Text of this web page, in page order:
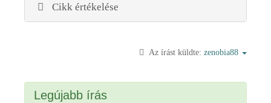
Cikk értékelése
Az írást küldte: zenobia88
Legújabb írás